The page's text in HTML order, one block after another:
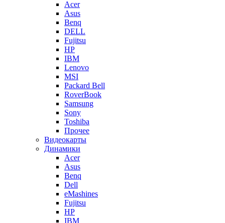
Acer
Asus
Benq
DELL
Fujitsu
HP
IBM
Lenovo
MSI
Packard Bell
RoverBook
Samsung
Sony
Toshiba
Прочее
Видеокарты
Динамики
Acer
Asus
Benq
Dell
eMashines
Fujitsu
HP
IBM